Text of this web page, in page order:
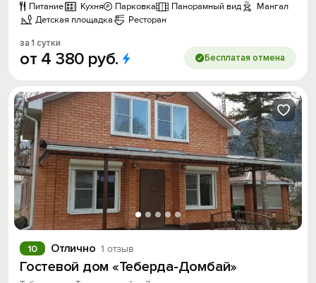
Питание Кухня Парковка Панорамный вид
Мангал
Детская площадка
Ресторан
за 1 сутки
от 4 380 руб. Бесплатая отмена
Отлично 1 отзыв
10
Гостевой дом «Теберда-Домбай»